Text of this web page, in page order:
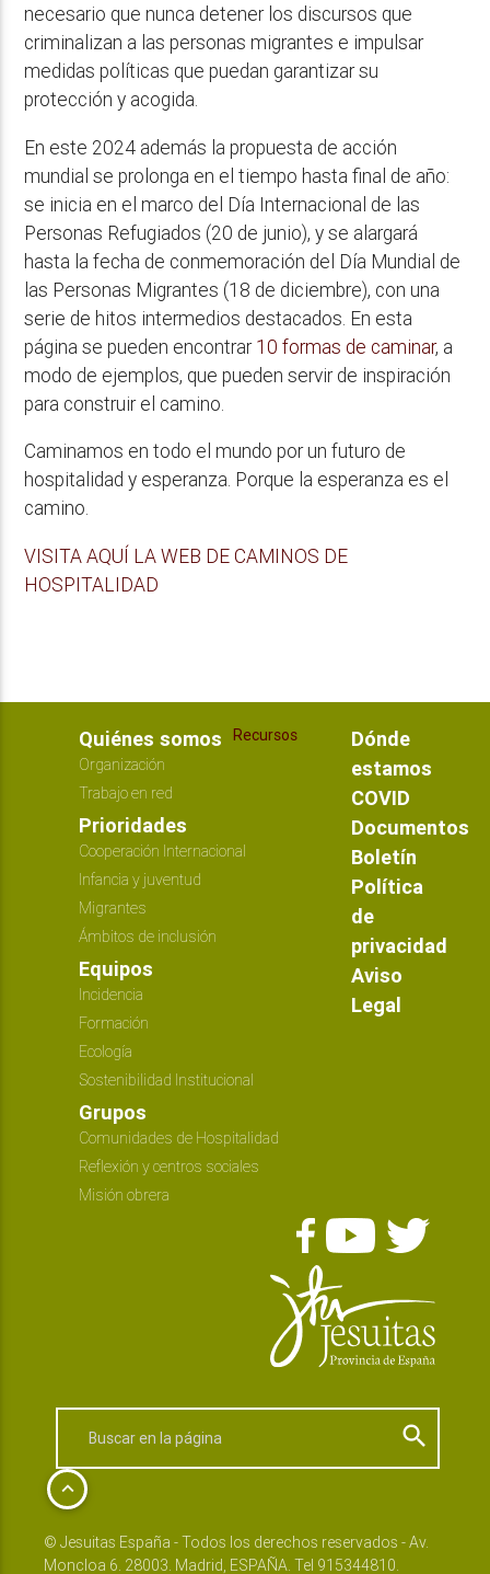
necesario que nunca detener los discursos que
criminalizan a las personas migrantes e impulsar
medidas políticas que puedan garantizar su
protección y acogida.
En este 2024 además la propuesta de acción
mundial se prolonga en el tiempo hasta final de año:
se inicia en el marco del Día Internacional de las
Personas Refugiados (20 de junio), y se alargará
hasta la fecha de conmemoración del Día Mundial de
las Personas Migrantes (18 de diciembre), con una
serie de hitos intermedios destacados. En esta
página se pueden encontrar10 formas de caminar, a
modo de ejemplos, que pueden servir de inspiración
para construir el camino.
Caminamos en todo el mundo por un futuro de
hospitalidad y esperanza. Porque la esperanza es el
camino.
VISITA AQUÍ LA WEB DE CAMINOS DE
HOSPITALIDAD
Quiénes somos
Organización
Trabajo en red
Recursos
Prioridades
Cooperación Internacional
Infancia y juventud
Migrantes
Ámbitos de inclusión
Equipos
Incidencia
Formación
Ecología
Sostenibilidad Institucional
Grupos
Comunidades de Hospitalidad
Reflexión y centros sociales
Misión obrera
Dónde
estamos
COVID
Documentos
Boletín
Política
de
privacidad
Aviso
Legal
search
keyboard_arrow_up
© Jesuitas España - Todos los derechos reservados - Av.
Moncloa 6. 28003. Madrid, ESPAÑA. Tel 915344810.